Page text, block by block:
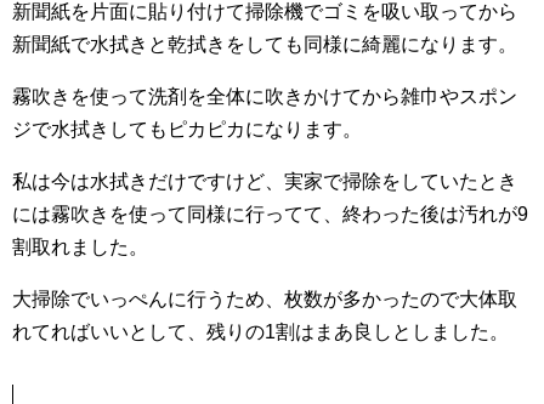
新聞紙を片面に貼り付けて掃除機でゴミを吸い取ってから
新聞紙で水拭きと乾拭きをしても同様に綺麗になります。
霧吹きを使って洗剤を全体に吹きかけてから雑巾やスポン
ジで水拭きしてもピカピカになります。
私は今は水拭きだけですけど、実家で掃除をしていたとき
には霧吹きを使って同様に行ってて、終わった後は汚れが9
割取れました。
大掃除でいっぺんに行うため、枚数が多かったので大体取
れてればいいとして、残りの1割はまあ良しとしました。